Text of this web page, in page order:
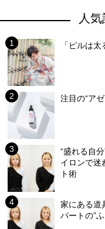
人
「ピルは
注目の“ア
“盛れる自
イロンで迷
ト術
家にある
パートの”